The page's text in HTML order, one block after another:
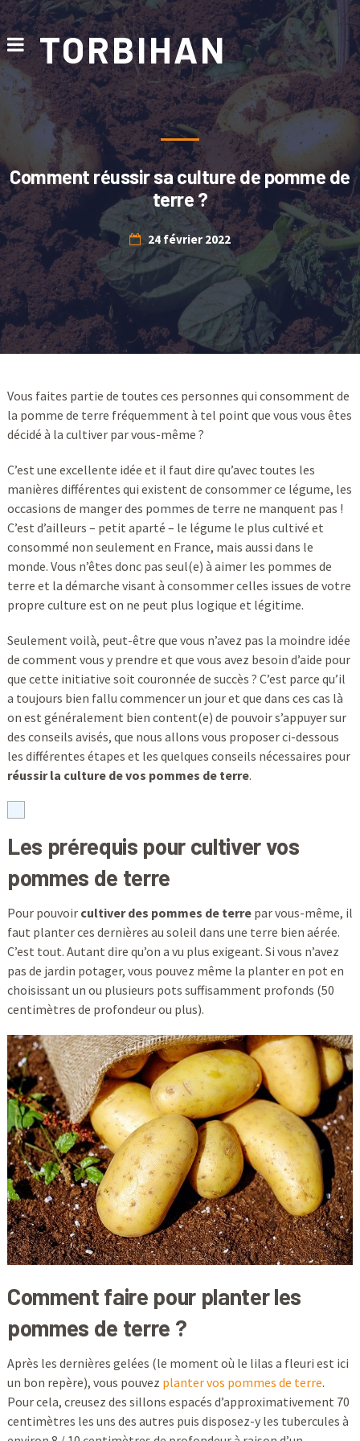
TORBIHAN
Comment réussir sa culture de pomme de
terre ?
24 février 2022
Vous faites partie de toutes ces personnes qui consomment de
la pomme de terre fréquemment à tel point que vous vous êtes
décidé à la cultiver par vous-même ?
C’est une excellente idée et il faut dire qu’avec toutes les
manières différentes qui existent de consommer ce légume, les
occasions de manger des pommes de terre ne manquent pas !
C’est d’ailleurs – petit aparté – le légume le plus cultivé et
consommé non seulement en France, mais aussi dans le
monde. Vous n’êtes donc pas seul(e) à aimer les pommes de
terre et la démarche visant à consommer celles issues de votre
propre culture est on ne peut plus logique et légitime.
Seulement voilà, peut-être que vous n’avez pas la moindre idée
de comment vous y prendre et que vous avez besoin d’aide pour
que cette initiative soit couronnée de succès ? C’est parce qu’il
a toujours bien fallu commencer un jour et que dans ces cas là
on est généralement bien content(e) de pouvoir s’appuyer sur
des conseils avisés, que nous allons vous proposer ci-dessous
les différentes étapes et les quelques conseils nécessaires pour
réussir la culture de vos pommes de terre.
Les prérequis pour cultiver vos
pommes de terre
Pour pouvoir cultiver des pommes de terrepar vous-même, il
faut planter ces dernières au soleil dans une terre bien aérée.
C’est tout. Autant dire qu’on a vu plus exigeant. Si vous n’avez
pas de jardin potager, vous pouvez même la planter en pot en
choisissant un ou plusieurs pots suffisamment profonds (50
centimètres de profondeur ou plus).
Comment faire pour planter les
pommes de terre ?
Après les dernières gelées (le moment où le lilas a fleuri est ici
un bon repère), vous pouvez planter vos pommes de terre.
Pour cela, creusez des sillons espacés d’approximativement 70
centimètres les uns des autres puis disposez-y les tubercules à